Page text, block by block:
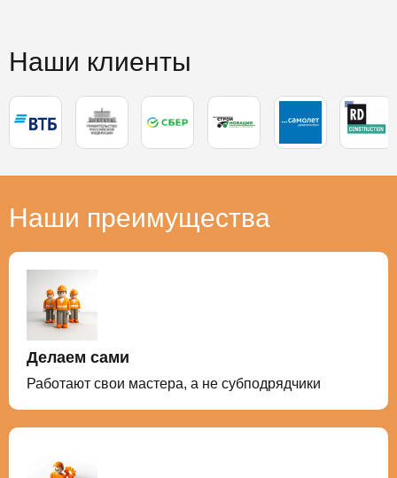
Наши клиенты
Наши преимущества
Делаем сами
Работают свои мастера, а не субподрядчики